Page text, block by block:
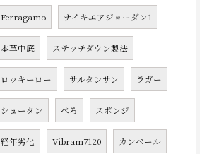
Ferragamo ナイキエアジョーダン1
本革中底 ステッチダウン製法
ロッキーロー サルタンサン ラガー
シュータン べろ スポンジ
経年劣化 Vibram7120 カンペール